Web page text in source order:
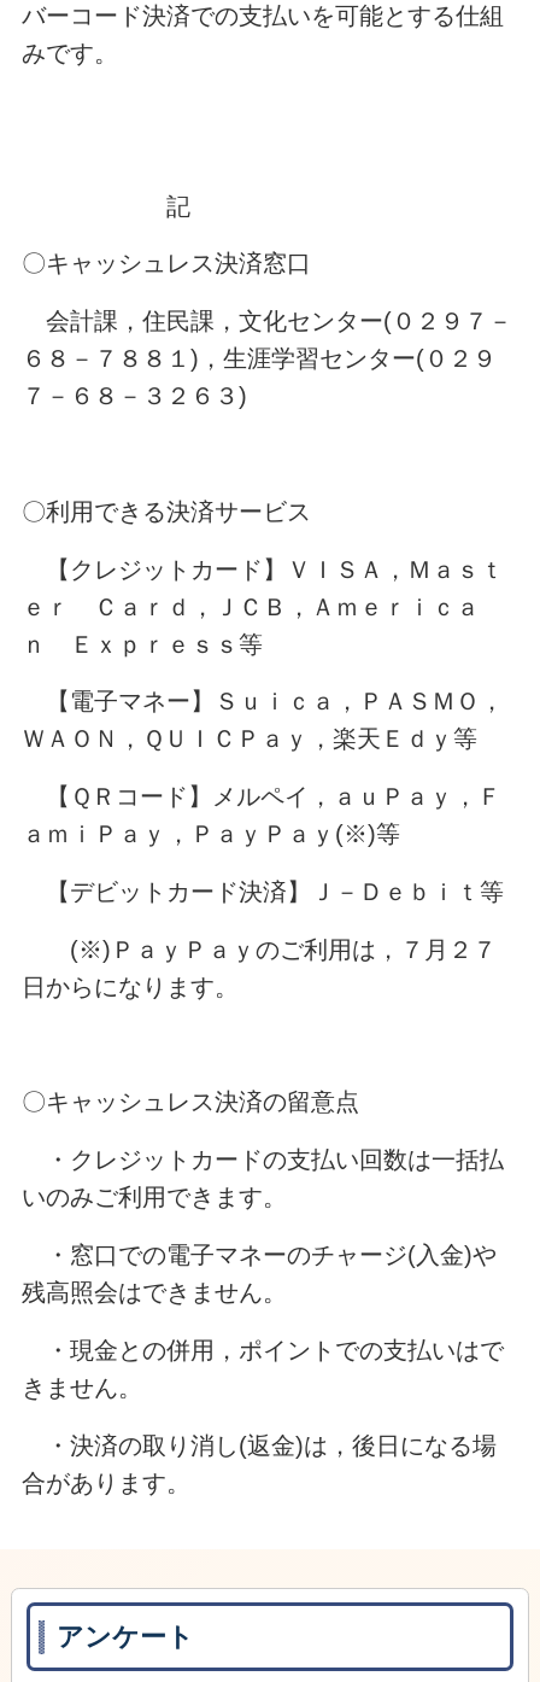
バーコード決済での支払いを可能とする仕組
みです。
記
〇キャッシュレス決済窓口
会計課，住民課，文化センター(０２９７－
６８－７８８１)，生涯学習センター(０２９
７－６８－３２６３)
〇利用できる決済サービス
【クレジットカード】ＶＩＳＡ，Ｍａｓｔ
ｅｒ Ｃａｒｄ，ＪＣＢ，Ａｍｅｒｉｃａ
ｎ Ｅｘｐｒｅｓｓ等
【電子マネー】Ｓｕｉｃａ，ＰＡＳＭＯ，
ＷＡＯＮ，ＱＵＩＣＰａｙ，楽天Ｅｄｙ等
【ＱＲコード】メルペイ，ａｕＰａｙ，Ｆ
ａｍｉＰａｙ，ＰａｙＰａｙ(※)等
【デビットカード決済】Ｊ－Ｄｅｂｉｔ等
(※)ＰａｙＰａｙのご利用は，７月２７
日からになります。
〇キャッシュレス決済の留意点
・クレジットカードの支払い回数は一括払
いのみご利用できます。
・窓口での電子マネーのチャージ(入金)や
残高照会はできません。
・現金との併用，ポイントでの支払いはで
きません。
・決済の取り消し(返金)は，後日になる場
合があります。
アンケート